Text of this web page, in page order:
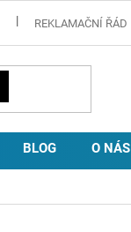
REKLAMAČNÍ ŘÁD
BLOG O NÁS